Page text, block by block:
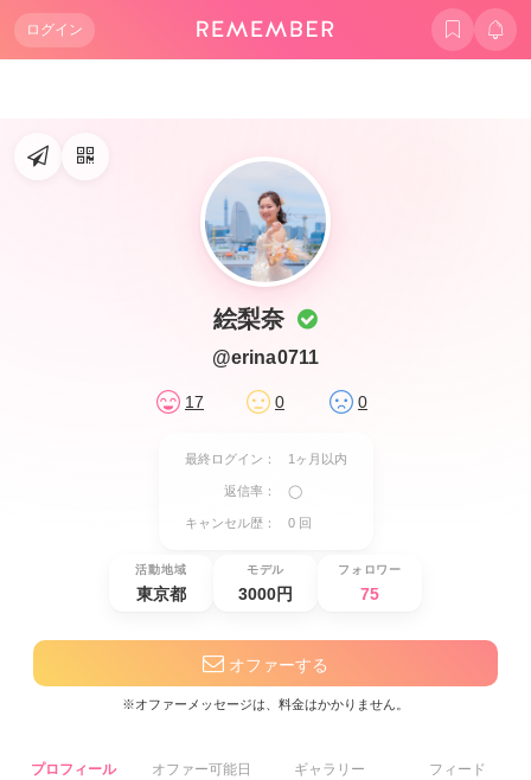
ログイン
絵梨奈
@erina0711
17 0 0
最終ログイン： 1ヶ月以内
返信率： ◯
キャンセル歴： 0 回
活動地域
東京都
モデル
3000円
フォロワー
75
オファーする
※オファーメッセージは、料金はかかりません。
プロフィール オファー可能日 ギャラリー フィード